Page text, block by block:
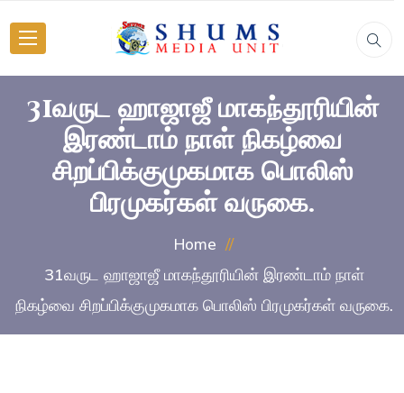
31வருட ஹாஜாஜீ மாகந்தூரியின்
இரண்டாம் நாள் நிகழ்வை
சிறப்பிக்குமுகமாக பொலிஸ்
பிரமுகர்கள் வருகை.
Home
31வருட ஹாஜாஜீ மாகந்தூரியின் இரண்டாம் நாள்
நிகழ்வை சிறப்பிக்குமுகமாக பொலிஸ் பிரமுகர்கள் வருகை.